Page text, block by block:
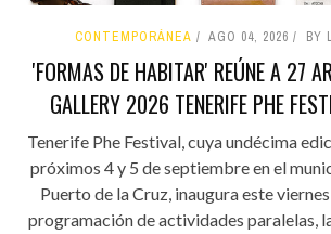
CONTEMPORÁNEA AGO 04, 2026 BY
'FORMAS DE HABITAR' REÚNE A 27
GALLERY 2026 TENERIFE PHE
Tenerife Phe Festival, cuya undécima
próximos 4 y 5 de septiembre en el
Puerto de la Cruz, inaugura este
programación de actividades paralelas,